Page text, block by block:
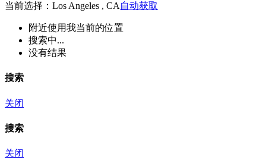
当前选择：Los Angeles , CA 自动获取
附近使用我当前的位置
搜索中...
没有结果
搜索
关闭
搜索
关闭